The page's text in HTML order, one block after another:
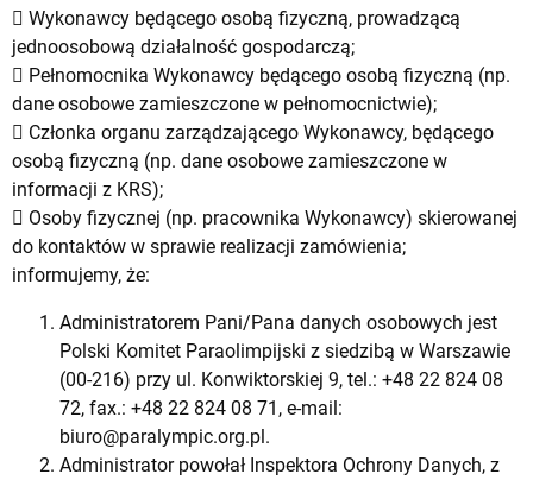
 Wykonawcy będącego osobą fizyczną, prowadzącą
jednoosobową działalność gospodarczą;
 Pełnomocnika Wykonawcy będącego osobą fizyczną (np.
dane osobowe zamieszczone w pełnomocnictwie);
 Członka organu zarządzającego Wykonawcy, będącego
osobą fizyczną (np. dane osobowe zamieszczone w
informacji z KRS);
 Osoby fizycznej (np. pracownika Wykonawcy) skierowanej
do kontaktów w sprawie realizacji zamówienia;
informujemy, że:
Administratorem Pani/Pana danych osobowych jest
Polski Komitet Paraolimpijski z siedzibą w Warszawie
(00-216) przy ul. Konwiktorskiej 9, tel.: +48 22 824 08
72, fax.: +48 22 824 08 71, e-mail:
biuro@paralympic.org.pl.
Administrator powołał Inspektora Ochrony Danych, z